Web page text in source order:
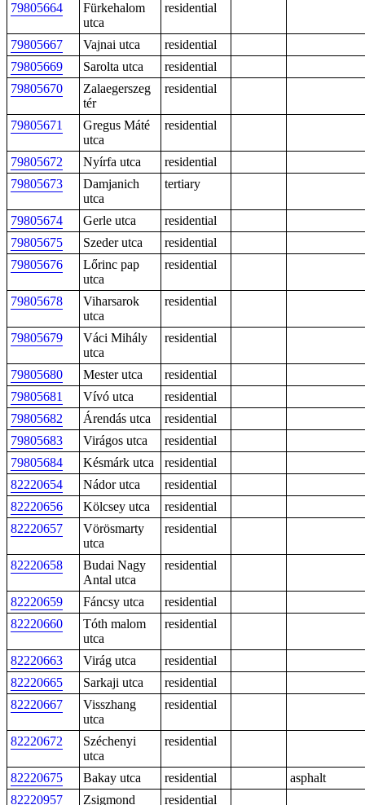
79805664
Fürkehalom
utca
residential
79805667 Vajnai utca
residential
79805669
Sarolta utca
residential
79805670
Zalaegerszeg
tér
residential
79805671
Gregus Máté
utca
residential
79805672 Nyírfa utca
residential
79805673
Damjanich
utca
tertiary
79805674 Gerle utca
residential
79805675
Szeder utca
residential
79805676
Lőrinc pap
utca
residential
79805678
Viharsarok
utca
residential
79805679
Váci Mihály
utca
residential
79805680 Mester utca
residential
79805681
Vívó utca
residential
79805682
Árendás utca
residential
79805683
Virágos utca
residential
79805684
Késmárk utca
residential
82220654
Nádor utca
residential
82220656
Kölcsey utca
residential
82220657
Vörösmarty
utca
residential
82220658
Budai Nagy
Antal utca
residential
82220659 Fáncsy utca
residential
82220660
Tóth malom
utca
residential
82220663 Virág utca
residential
82220665
Sarkaji utca
residential
82220667
Visszhang
utca
residential
82220672
Széchenyi
utca
residential
82220675 Bakay utca residential
asphalt
82220957
Zsigmond
residential